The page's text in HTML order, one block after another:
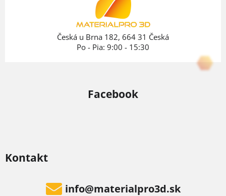
Kontakt
info@materialpro3d.sk
Česká u Brna 182, 664 31 Česká
Po - Pia: 9:00 - 15:30
Facebook